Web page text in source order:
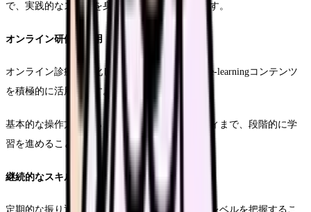
で、実践的なスキルを身につけることができます。
オンライン研修の活用
オンライン診療に特化した研修プログラムや、e-learningコンテンツ
を積極的に活用します。
基本的な操作方法から、実践的なケーススタディまで、段階的に学
習を進めることができます。
継続的なスキルアップ
定期的な振り返りと評価を行い、自分のスキルレベルを把握するこ